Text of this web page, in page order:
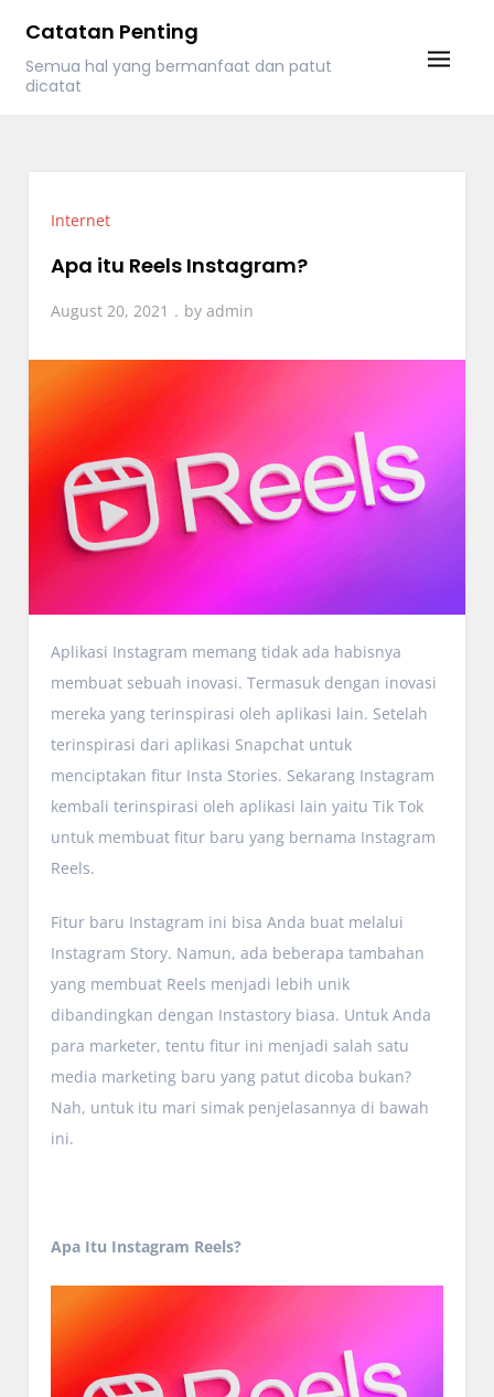
content
Catatan Penting
Semua hal yang bermanfaat dan patut
dicatat
Internet
Apa itu Reels Instagram?
August 20, 2021 byadmin
Aplikasi Instagram memang tidak ada habisnya
membuat sebuah inovasi. Termasuk dengan inovasi
mereka yang terinspirasi oleh aplikasi lain. Setelah
terinspirasi dari aplikasi Snapchat untuk
menciptakan fitur Insta Stories. Sekarang Instagram
kembali terinspirasi oleh aplikasi lain yaitu Tik Tok
untuk membuat fitur baru yang bernama Instagram
Reels.
Fitur baru Instagram ini bisa Anda buat melalui
Instagram Story. Namun, ada beberapa tambahan
yang membuat Reels menjadi lebih unik
dibandingkan dengan Instastory biasa. Untuk Anda
para marketer, tentu fitur ini menjadi salah satu
media marketing baru yang patut dicoba bukan?
Nah, untuk itu mari simak penjelasannya di bawah
ini.
Apa Itu Instagram Reels?